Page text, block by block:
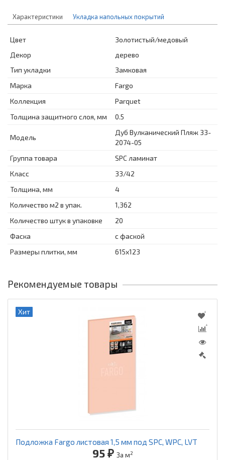
Характеристики Укладка напольных покрытий
Цвет
Золотистый/медовый
Декор
дерево
Тип укладки
Замковая
Марка
Fargo
Коллекция
Parquet
Толщина защитного слоя, мм
0.5
Модель
Дуб Вулканический Пляж 33-
2074-05
Группа товара
SPC ламинат
Класс
33/42
Толщина, мм
4
Количество м2 в упак.
1,362
Количество штук в упаковке
20
Фаска
с фаской
Размеры плитки, мм
615x123
Рекомендуемые товары
Хит
Подложка Fargo листовая 1,5 мм под SPC, WPC, LVT
95 ₽ За м2